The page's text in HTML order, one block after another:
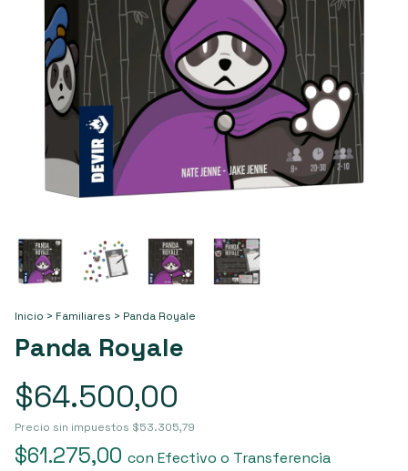
Inicio > Familiares > Panda Royale
Panda Royale
$64.500,00
Precio sin impuestos $53.305,79
$61.275,00 con Efectivo o Transferencia